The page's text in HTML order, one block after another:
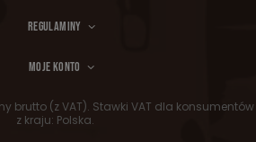
REGULAMINY
MOJE KONTO
brutto (z VAT). Stawki VAT dla konsumentów
z kraju: Polska.